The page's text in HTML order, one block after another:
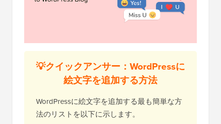
💡クイックアンサー：WordPressに
絵文字を追加する方法
WordPressに絵文字を追加する最も簡単な方
法のリストを以下に示します。